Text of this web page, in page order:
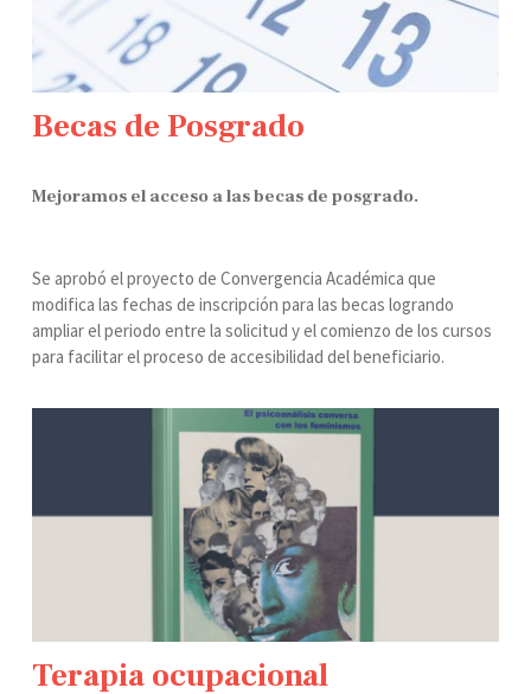
Becas de Posgrado
Mejoramos el acceso a las becas de posgrado.
Se aprobó el proyecto de Convergencia Académica que
modifica las fechas de inscripción para las becas logrando
ampliar el periodo entre la solicitud y el comienzo de los cursos
para facilitar el proceso de accesibilidad del beneficiario.
Terapia ocupacional